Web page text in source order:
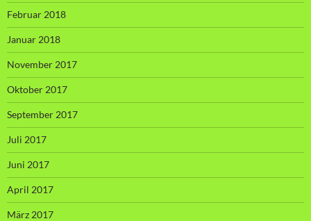
Februar 2018
Januar 2018
November 2017
Oktober 2017
September 2017
Juli 2017
Juni 2017
April 2017
März 2017